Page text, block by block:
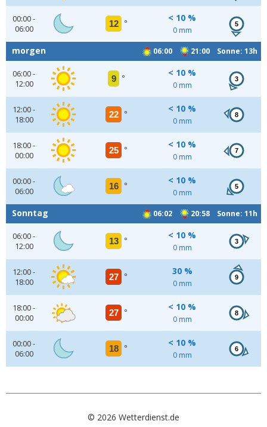
00:00 -
06:00
12 °
< 10 %
0 mm
5
06:00 21:00 Sonne: 13h
morgen
06:00 -
12:00
9 °
< 10 %
0 mm
3
12:00 -
18:00
22 °
< 10 %
0 mm
8
18:00 -
00:00
25 °
< 10 %
0 mm
7
00:00 -
06:00
16 °
< 10 %
0 mm
5
06:02 20:58 Sonne: 11h
Sonntag
06:00 -
12:00
13 °
< 10 %
0 mm
3
12:00 -
18:00
27 °
30 %
0 mm
9
18:00 -
00:00
27 °
< 10 %
0 mm
8
00:00 -
06:00
18 °
< 10 %
0 mm
6
© 2026 Wetterdienst.de